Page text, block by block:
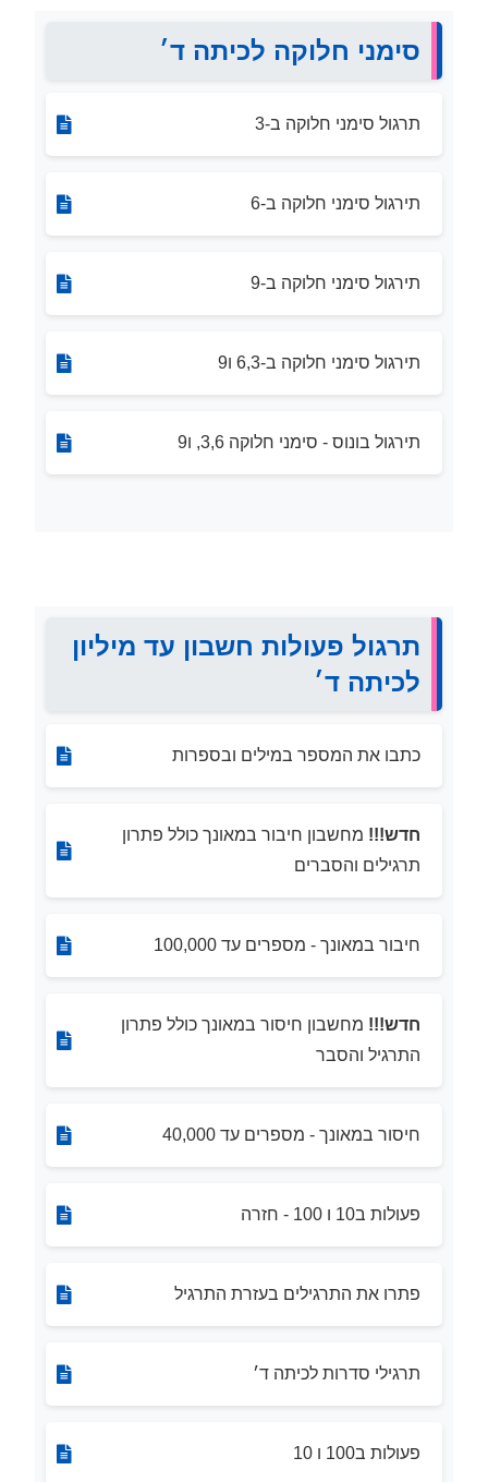
סימני חלוקה לכיתה ד׳
תרגול סימני חלוקה ב-3
תירגול סימני חלוקה ב-6
תירגול סימני חלוקה ב-9
תירגול סימני חלוקה ב-6,3 ו9
תירגול בונוס - סימני חלוקה 3,6, ו9
תרגול פעולות חשבון עד מיליון
לכיתה ד׳
כתבו את המספר במילים ובספרות
חדש!!! מחשבון חיבור במאונך כולל פתרון
תרגילים והסברים
חיבור במאונך - מספרים עד 100,000
חדש!!! מחשבון חיסור במאונך כולל פתרון
התרגיל והסבר
חיסור במאונך - מספרים עד 40,000
פעולות ב10 ו 100 - חזרה
פתרו את התרגילים בעזרת התרגיל
תרגילי סדרות לכיתה ד׳
פעולות ב100 ו 10